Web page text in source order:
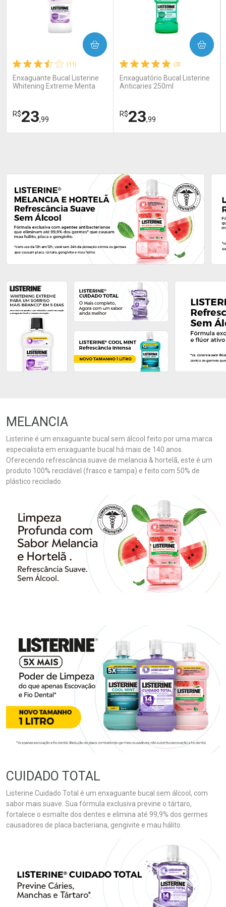
(11)
Enxaguante Bucal Listerine
Whitening Extreme Menta
R$23,99
COMPRAR
Ativar Desconto
Comprar sem Desconto
Por R$ 23,99/cada
Comprar sem Desconto
Por R$ 23,99/cada
(3)
Enxaguatório Bucal Listerine
Anticaries 250ml
R$23,99
COMPRAR
Ativar Desconto
Comprar sem Desconto
Por R$ 23,99/cada
Comprar sem Desconto
Por R$ 23,99/cada
MELANCIA
Listerine é um enxaguante bucal sem álcool feito por uma marca
especialista em enxaguante bucal há mais de 140 anos.
Oferecendo refrescância suave de melancia & hortelã, este é um
produto 100% reciclável (frasco e tampa) e feito com 50% de
plástico reciclado.
CUIDADO TOTAL
Listerine Cuidado Total é um enxaguante bucal sem álcool, com
sabor mais suave. Sua fórmula exclusiva previne o tártaro,
fortalece o esmalte dos dentes e elimina até 99,9% dos germes
causadores de placa bacteriana, gengivite e mau hálito.